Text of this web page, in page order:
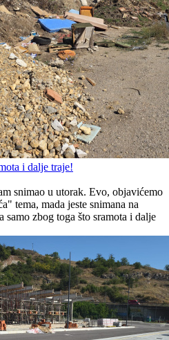
i dalje traje!
snimao u utorak. Evo, objavićemo
tema, mada jeste snimana na
samo zbog toga što sramota i dalje